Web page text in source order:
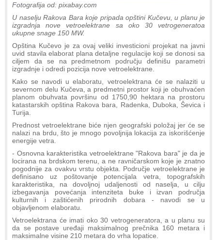
Fotografija od: pixabay.com
U naselju Rakova Bara koje pripada opštini Kučevu, u planu je
izgradnja nove vetroelektrane sa oko 30 vetrogeneratoa
ukupne snage 150 MW.
Opština Kučevo je za ovaj veliki investicioni projekat na javni
uvid stavila elaborat plana detaljne regulacije koji se donosi sa
ciljem da se na predmetnom području definišu parametri
izgradnje i odredi pozicija nove vetroelektrane.
Kako se navodi u elaboratu, vetroelektrana će se nalaziti u
severnom delu Kučeva, a predmetni prostor koji je obuhvaćen
planom obuhvata površinu od 1750,90 hektara na prostoru
katastarskih opština Rakova bara, Radenka, Duboka, Ševica i
Turija.
Prednost vetroelektrane biće njen geografski položaj jer će se
nalazi na brdu, što je mnogo povoljnija lokacija za iskorišćenje
energije vetra.
- Osnovna karakteristika vetroelektrane "Rakova bara" je da je
locirana na brdskom terenu, a ne ravničarskom koje je znatno
pogodnije za ovakvu vrstu objekta. Područje vetroelektrane je
definisano uz poštovanje potencijala vetra, topografskih
karakteristika, na dovoljnoj udaljenosti od naselja, u cilju
izbegavanja povećanja intenziteta buke i izvan područja
kulturnih i zaštićenih prirodnih dobara - navodi se u
objavljenom elaboratu.
Vetroelektrana će imati oko 30 vetrogeneratora, a u planu su
da se postave uređaji maksimalnog prečnika 160 metara i
maksimalne visine 210 metara do vrha lopatice.